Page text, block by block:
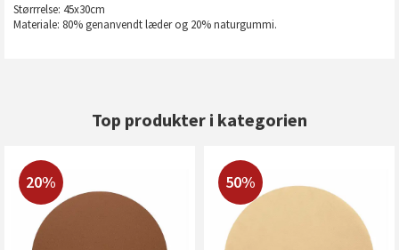
Størrrelse: 45x30cm
Materiale: 80% genanvendt læder og 20% naturgummi.
Top produkter i kategorien
20% 50%